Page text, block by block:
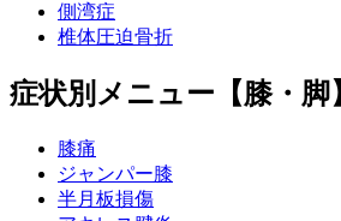
側湾症
椎体圧迫骨折
症状別メニュー【膝・脚
膝痛
ジャンパー膝
半月板損傷